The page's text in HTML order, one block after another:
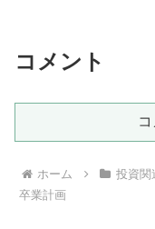
コメント
ホーム 投資関
卒業計画